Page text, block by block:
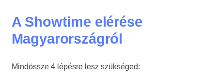
A Showtime elérése
Magyarországról
Mindössze 4 lépésre lesz szükséged: